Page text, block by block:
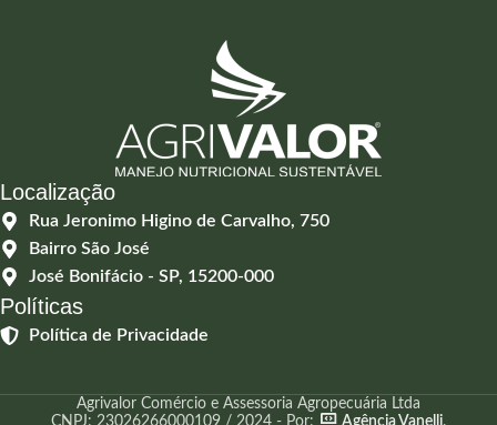
Localização
Rua Jeronimo Higino de Carvalho, 750
Bairro São José
José Bonifácio - SP, 15200-000
Políticas
Política de Privacidade
Agrivalor Comércio e Assessoria Agropecuária Ltda
CNPJ: 23026266000109 / 2024 - Por:
Agência Vanelli.